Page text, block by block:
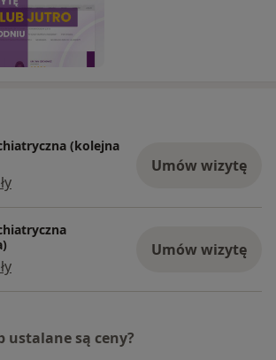
(kolejna
Umów wizytę
Umów wizytę
ustalane są ceny?